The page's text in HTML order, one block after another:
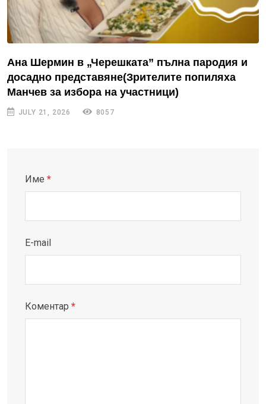
Ана Шермин в „Черешката” пълна пародия и
досадно представяне(Зрителите попиляха
Манчев за избора на участници)
JULY 21, 2026 8057
Име *
E-mail
Коментар *